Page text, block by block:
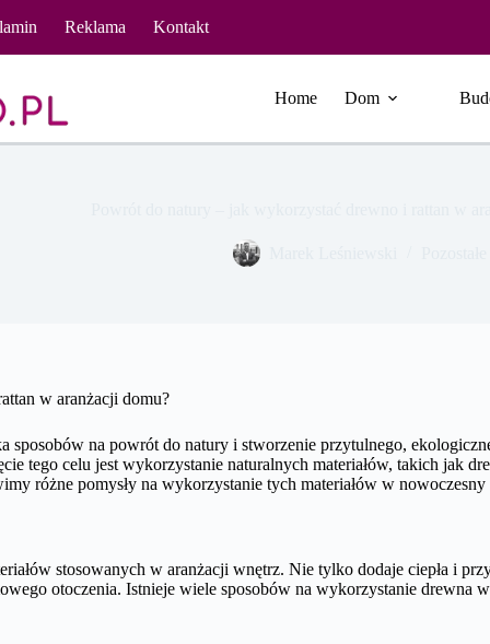
Reklama Kontakt
Home Dom
w aranżacji domu?
sposobów na powrót do natury i stworzenie przytulnego,
tego celu jest wykorzystanie naturalnych materiałów, takich jak
różne pomysły na wykorzystanie tych materiałów w
stosowanych w aranżacji wnętrz. Nie tylko dodaje ciepła i
otoczenia. Istnieje wiele sposobów na wykorzystanie drewna